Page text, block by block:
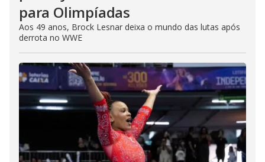
para Olimpíadas
Aos 49 anos, Brock Lesnar deixa o mundo das lutas após
derrota no WWE